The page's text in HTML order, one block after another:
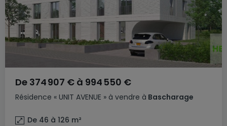
Résidence « UNIT AVENUE » à vendre à Bascharage
De 374 907 € à 994 550 €
De 46 à 126 m²